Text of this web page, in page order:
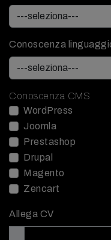
Conoscenza
Conoscenza CMS
WordPress
Joomla
Prestashop
Drupal
Magento
Zencart
Allega CV